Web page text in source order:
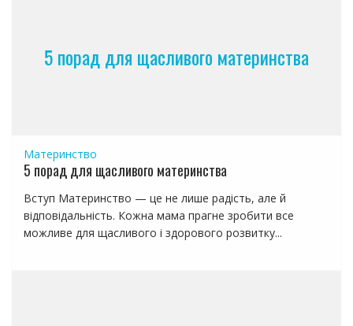
5 порад для щасливого материнства
Материнство
5 порад для щасливого материнства
Вступ Материнство — це не лише радість, але й
відповідальність. Кожна мама прагне зробити все
можливе для щасливого і здорового розвитку...